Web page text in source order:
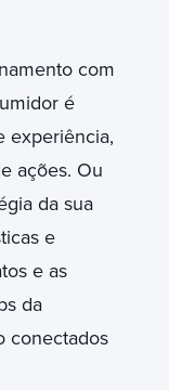
com
é
experiência,
ações. Ou
da sua
e
e as
da
conectados